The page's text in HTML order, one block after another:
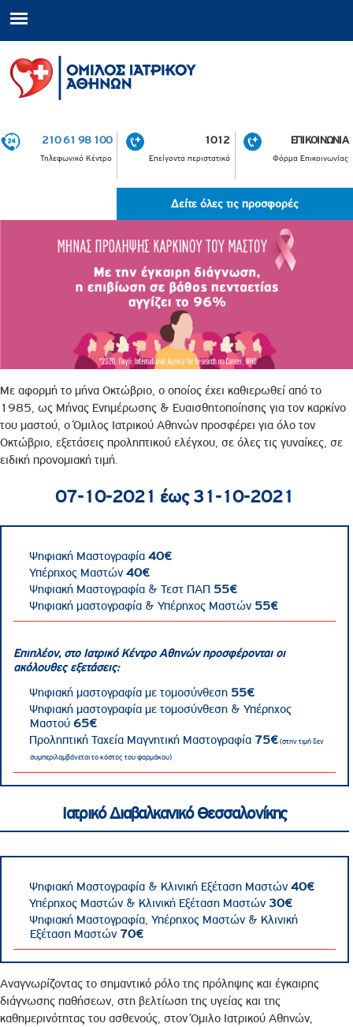
210 61 98 100
Τηλεφωνικό Κέντρο
1012
Επείγοντα περιστατικά
ΕΠΙΚΟΙΝΩΝΙΑ
Φόρμα Επικοινωνίας
Δείτε όλες τις προσφορές
Με αφορμή το μήνα Οκτώβριο, ο οποίος έχει καθιερωθεί από το
1985, ως Μήνας Ενημέρωσης & Ευαισθητοποίησης για τον καρκίνο
του μαστού, ο Όμιλος Ιατρικού Αθηνών προσφέρει για όλο τον
Οκτώβριο, εξετάσεις προληπτικού ελέγχου, σε όλες τις γυναίκες, σε
ειδική προνομιακή τιμή.
07-10-2021 έως 31-10-2021
Ψηφιακή Μαστογραφία 40€
Υπέρηχος Μαστών40€
Ψηφιακή Μαστογραφία & Τεστ ΠΑΠ 55€
Ψηφιακή μαστογραφία & Υπέρηχος Μαστών 55€
Επιπλέον, στο Ιατρικό Κέντρο Αθηνών προσφέρονται οι
ακόλουθες εξετάσεις:
Ψηφιακή μαστογραφία με τομοσύνθεση 55€
Ψηφιακή μαστογραφία με τομοσύνθεση & Υπέρηχος
Μαστού 65€
Προληπτική Ταχεία Μαγνητική Μαστογραφία 75€(στην τιμή δεν
συμπεριλαμβάνεται το κόστος του φαρμάκου)
Ιατρικό Διαβαλκανικό Θεσσαλονίκης
Ψηφιακή Μαστογραφία & Κλινική Εξέταση Μαστών40€
Υπέρηχος Μαστών & Κλινική Εξέταση Μαστών30€
Ψηφιακή Μαστογραφία, Υπέρηχος Μαστών & Κλινική
Εξέταση Μαστών 70€
Αναγνωρίζοντας το σημαντικό ρόλο της πρόληψης και έγκαιρης
διάγνωσης παθήσεων, στη βελτίωση της υγείας και της
καθημερινότητας του ασθενούς, στον Όμιλο Ιατρικού Αθηνών,